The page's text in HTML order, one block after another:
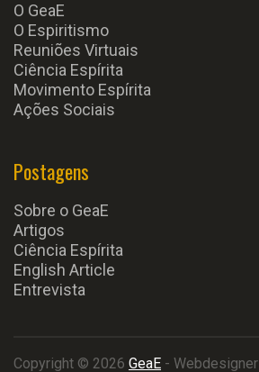
O GeaE
O Espiritismo
Reuniões Virtuais
Ciência Espírita
Movimento Espírita
Ações Sociais
Postagens
Sobre o GeaE
Artigos
Ciência Espírita
English Article
Entrevista
Copyright © 2026 GeaE - Webdesigner